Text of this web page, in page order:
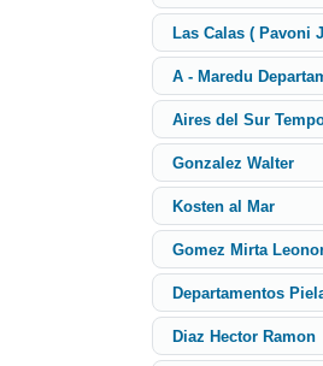
Las Calas ( Pavoni
A - Maredu
Aires del Sur
Gonzalez Walter
Kosten al Mar
Gomez Mirta
Departamentos
Diaz Hector Ramon